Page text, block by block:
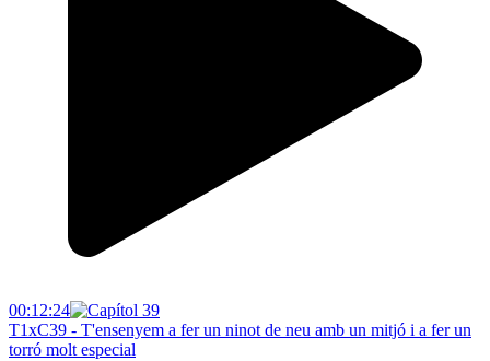
00:12:24
T1xC39 - T'ensenyem a fer un ninot de neu amb un mitjó i a fer un
torró molt especial